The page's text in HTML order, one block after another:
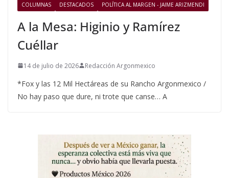
COLUMNAS DESTACADOS POLÍTICA AL MARGEN - JAIME ARIZMENDI
A la Mesa: Higinio y Ramírez
Cuéllar
14 de julio de 2026 Redacción Argonmexico
*Fox y las 12 Mil Hectáreas de su Rancho Argonmexico /
No hay paso que dure, ni trote que canse… A